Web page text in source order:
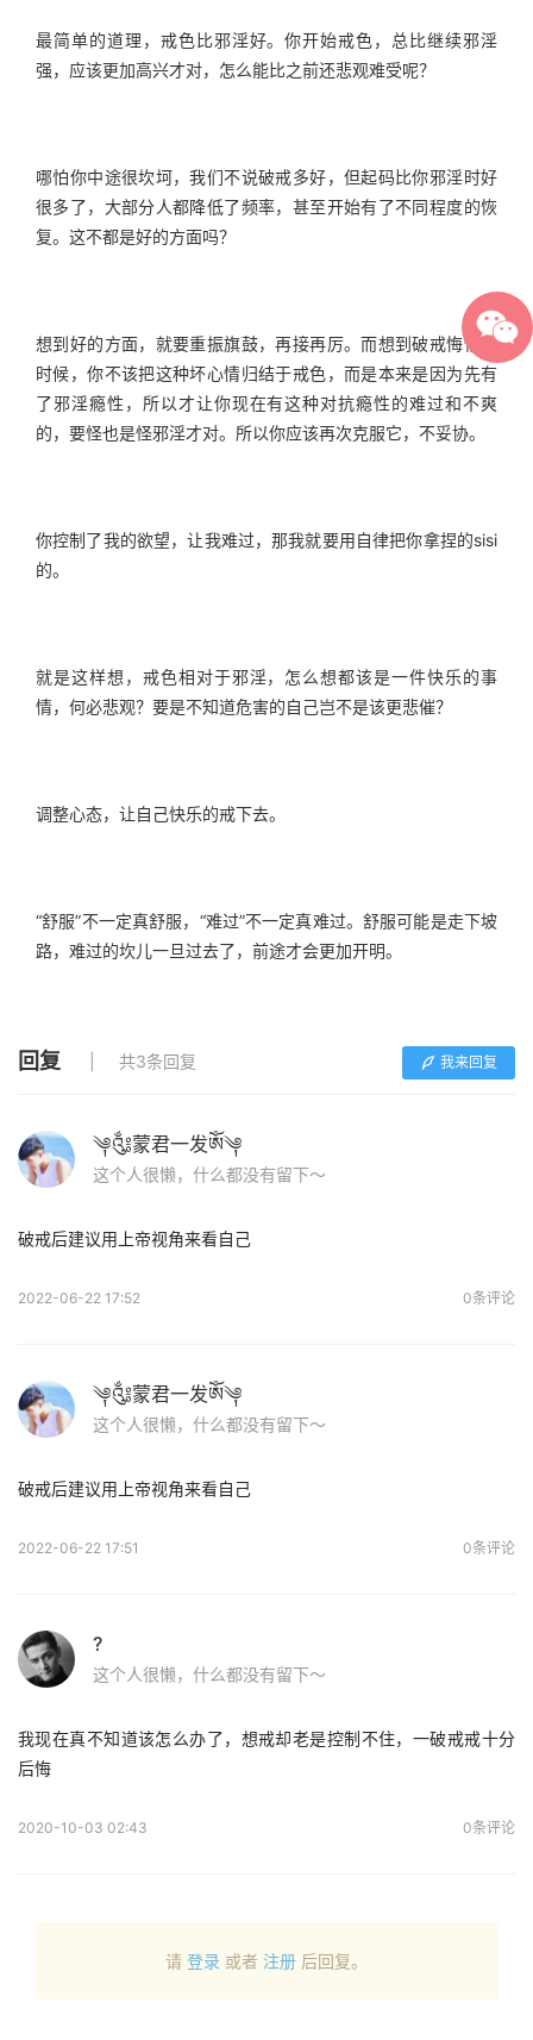
最简单的道理，戒色比邪淫好。你开始戒色，总比继续邪淫
强，应该更加高兴才对，怎么能比之前还悲观难受呢？
哪怕你中途很坎坷，我们不说破戒多好，但起码比你邪淫时好
很多了，大部分人都降低了频率，甚至开始有了不同程度的恢
复。这不都是好的方面吗？
想到好的方面，就要重振旗鼓，再接再厉。而想到破戒悔恨的
时候，你不该把这种坏心情归结于戒色，而是本来是因为先有
了邪淫瘾性，所以才让你现在有这种对抗瘾性的难过和不爽
的，要怪也是怪邪淫才对。所以你应该再次克服它，不妥协。
你控制了我的欲望，让我难过，那我就要用自律把你拿捏的sisi
的。
就是这样想，戒色相对于邪淫，怎么想都该是一件快乐的事
情，何必悲观？要是不知道危害的自己岂不是该更悲催？
调整心态，让自己快乐的戒下去。
“舒服”不一定真舒服，“难过”不一定真难过。舒服可能是走下坡
路，难过的坎儿一旦过去了，前途才会更加开明。
回复 共3条回复 我来回复
༆༃蒙君一发ༀ༆
这个人很懒，什么都没有留下～
破戒后建议用上帝视角来看自己
2022-06-22 17:52 0条评论
༆༃蒙君一发ༀ༆
这个人很懒，什么都没有留下～
破戒后建议用上帝视角来看自己
2022-06-22 17:51 0条评论
?
这个人很懒，什么都没有留下～
我现在真不知道该怎么办了，想戒却老是控制不住，一破戒戒十分
后悔
2020-10-03 02:43 0条评论
请 登录 或者 注册 后回复。